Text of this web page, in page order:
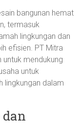
bangunan hemat
termasuk
lingkungan dan
efisien. PT Mitra
mendukung
untuk
lingkungan dalam